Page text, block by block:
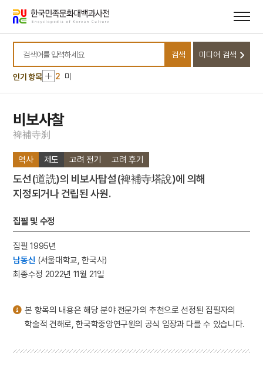
바로가기
바로가기
검색어를 입력하세요
검색 미디어 검색
인기 항목
10 김함의 묘 출토 의복
1 신당
2 미
3 한
4
5
7
수달
8 창작국악작품
9
1 신당
2
3 한
5 세조
6 금성대군
비보사찰
裨補寺刹
역사 제도 고려 전기 고려 후기
도선(道詵)의 비보사탑설(裨補寺塔說)에 의해
지정되거나 건립된 사원.
집필 및 수정
집필 1995년
남동신 (서울대학교, 한국사)
최종수정 2022년 11월 21일
본 항목의 내용은 해당 분야 전문가의 추천으로 선정된 집필자의
학술적 견해로, 한국학중앙연구원의 공식 입장과 다를 수 있습니다.